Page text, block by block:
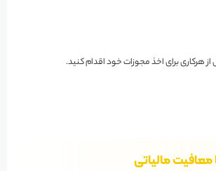
هرکاری برای اخذ مجوزات خود اقدام کنید.
معافیت مالیاتی